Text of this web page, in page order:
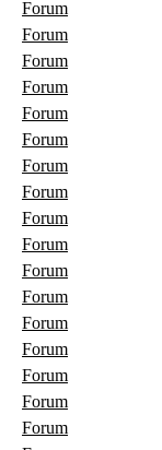
Forum
Forum
Forum
Forum
Forum
Forum
Forum
Forum
Forum
Forum
Forum
Forum
Forum
Forum
Forum
Forum
Forum